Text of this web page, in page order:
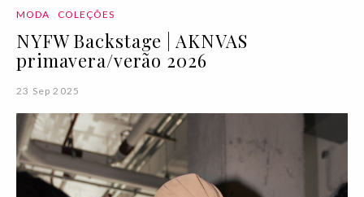
MODA COLEÇÕES
NYFW Backstage | AKNVAS
primavera/verão 2026
23 Sep 2025